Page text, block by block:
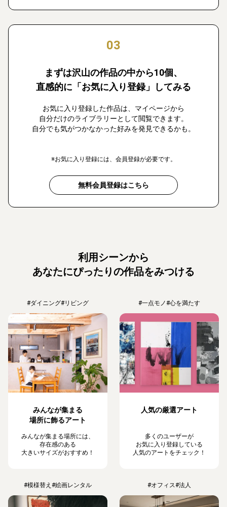
03
まずは沢山の作品の中から10個、
直感的に「お気に入り登録」してみる
お気に入り登録した作品は、マイページから
自分だけのライブラリーとして閲覧できます。
自分でも気がつかなかった好みを発見できるかも。
※お気に入り登録には、会員登録が必要です。
無料会員登録はこちら
利用シーンから
あなたにぴったりの作品をみつける
#ダイニング#リビング
みんなが集まる
場所に飾るアート
みんなが集まる場所には、
存在感のある
大きいサイズがおすすめ！
#一点モノ#心を満たす
人気の厳選アート
多くのユーザーが
お気に入り登録している
人気のアートをチェック！
#模様替え #絵画レンタル #オフィス#法人